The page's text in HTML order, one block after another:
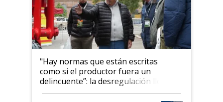
"Hay normas que están escritas
como si el productor fuera un
delincuente”: la desregulación llegó
al Congreso Aapresid y hasta se